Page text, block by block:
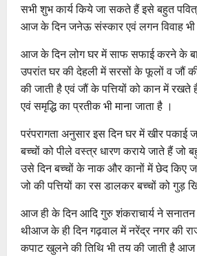
सभी शुभ कार्य किये जा सकते हैं इसे बहुत
आज के दिन जनेऊ संस्कार एवं लगन विवाह भी
आज के दिन लोग घर में साफ सफाई करने के
उपरांत घर की देहली में सरसों के फूलों व जौं की
की जाती है एवं जौं के पत्तियों को कान में रखते
एवं समृद्धि का प्रतीक भी माना जाता है ।
परंपरागता अनुसार इस दिन घर में खीर पकाई
बच्चों को पीले वस्त्र धारण कराये जाते हैं जो
उसे दिन बच्चों के नाक और कानों में छेद किए
जो की पत्तियों का रस डालकर बच्चों को गुड़
आज ही के दिन आदि गुरु शंकराचार्य ने सनातन
थीआज के ही दिन गढ़वाल में नरेंद्र नगर की
कपाट खुलने की तिथि भी तय की जाती है आज